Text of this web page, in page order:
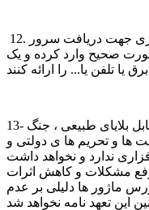
12. متقاضیان سرورهای اختصاصی و مجازی جهت دریافت سرور
صحیح وارد کرده و یک
تلفن یا... را ارائه کنند
13- جومینا هاست هیچ گونه مسئولیتی در مقابل بلایای طبیعی ، جنگ
ها و تحریم ها ی دولتی و
رفع مشکلات و کاهش اثرات
ماژور ها دلیلی بر عدم